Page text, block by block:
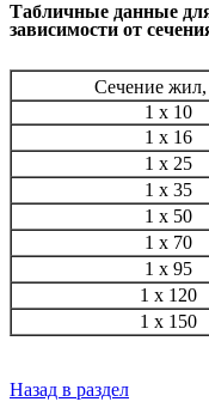
Табличные данные
зависимости от
Сечение
1 x 10
1 x 16
1 x 25
1 x 35
1 x 50
1 x 70
1 x 95
1 x 120
1 x 150
Назад в раздел